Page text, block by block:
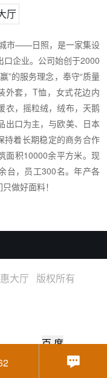
市——日照，是一家集设
企业。公司始创于2000
”的服务理念，奉守“质量
外套，T恤，女式花边内
衣，摇粒绒，绒布，天鹅
出口为主，与欧美、日本
持着长期稳定的商务合作
面积10000余平方米。现
台，员工300名。年产各
做好面料！
大厅 版权所有